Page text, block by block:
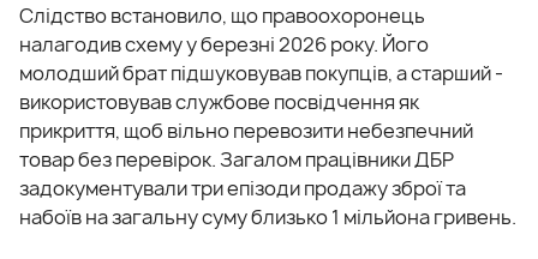
Слідство встановило, що правоохоронець
налагодив схему у березні 2026 року. Його
молодший брат підшуковував покупців, а старший -
використовував службове посвідчення як
прикриття, щоб вільно перевозити небезпечний
товар без перевірок. Загалом працівники ДБР
задокументували три епізоди продажу зброї та
набоїв на загальну суму близько 1 мільйона гривень.